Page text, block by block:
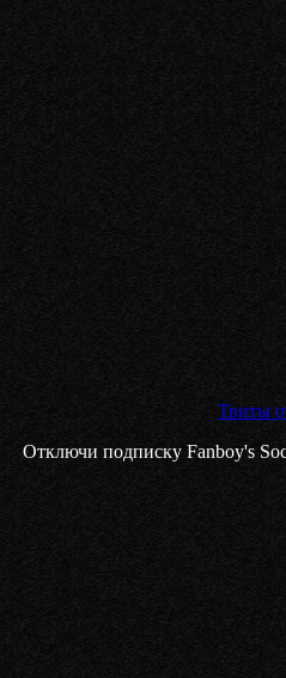
Твиты
Отключи подписку Fanboy's